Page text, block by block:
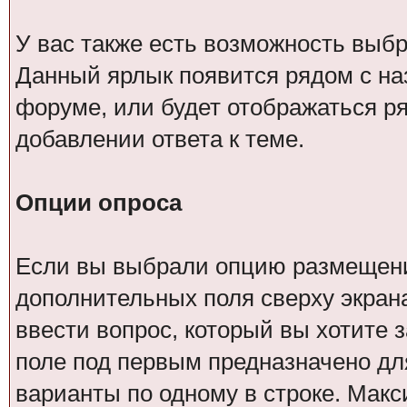
У вас также есть возможность
Данный ярлык появится рядом с
форуме, или будет отображаться
добавлении ответа к теме.
Опции опроса
Если вы выбрали опцию
дополнительных поля сверху
ввести вопрос, который вы хотите
поле под первым предназначено
варианты по одному в строке.